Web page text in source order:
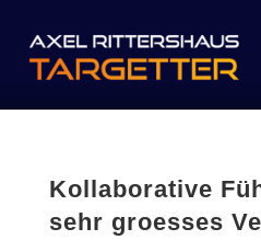
Kollaborative
sehr groesses